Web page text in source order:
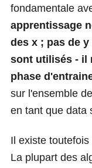
fondamentale
apprentissage
des x ; pas de y
sont utilisés - il
phase
sur l'ensemble
en tant que data
Il existe
La plupart des